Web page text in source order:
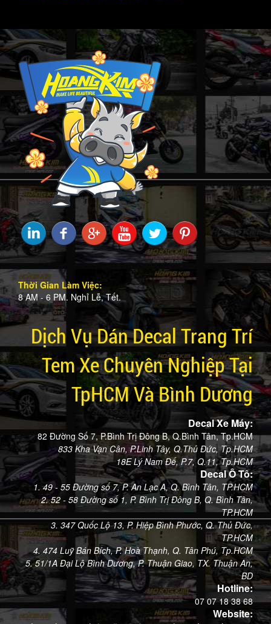
Thời Gian Làm Việc:
8 AM - 6 PM. Nghỉ Lễ, Tết.
Dịch Vụ Dán Decal Trang Trí
Tem Xe Chuyên Nghiệp Tại
TpHCM Và Bình Dương
Decal Xe Máy:
82 Đường Số 7, P.Bình Trị Đông B, Q.Bình Tân, Tp.HCM
833 Kha Vạn Cân, P.Linh Tây, Q.Thủ Đức, Tp.HCM
18E Lý Nam Đế, P.7, Q.11, Tp.HCM
Decal Ô Tô:
1. 49 - 55 Đường số 7, P. An Lạc A, Q. Bình Tân, TP.HCM
2. 52 - 58 Đường số 1, P. Bình Trị Đông B, Q. Bình Tân,
TP.HCM
3. 347 Quốc Lộ 13, P. Hiệp Bình Phước, Q. Thủ Đức,
TP.HCM
4. 474 Luỹ Bán Bích, P. Hoà Thạnh, Q. Tân Phú, Tp.HCM
5. 51/1A Đại Lộ Bình Dương, P. Thuận Giao, TX. Thuận An,
BD
Hotline:
07 07 18 38 68
Website: